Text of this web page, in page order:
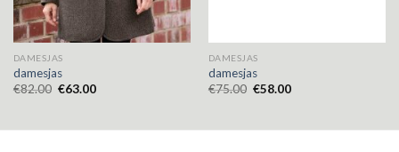
DAMESJAS
damesjas
€82.00 €63.00
DAMESJAS
damesjas
€75.00 €58.00